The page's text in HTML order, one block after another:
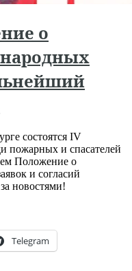
о
состоятся IV
пожарных и спасателей
Положение о
и согласий
новостями!
Telegram